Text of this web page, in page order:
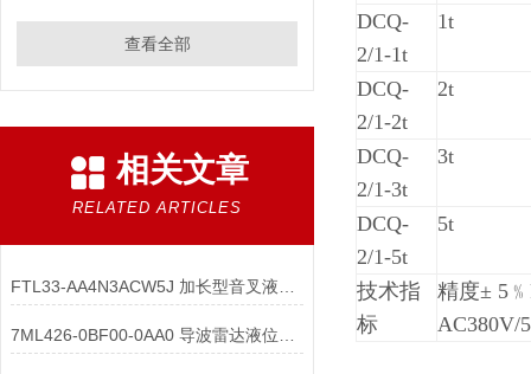
查看全部
相关文章
RELATED ARTICLES
DCQ-
2/1-1t
1t
DCQ-
2/1-2t
2t
DCQ-
2/1-3t
3t
DCQ-
2/1-5t
5t
技术指
标
精度± 5 ﹪
AC380V/